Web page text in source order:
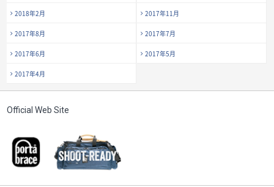
2018年2月 2017年11月
2017年8月 2017年7月
2017年6月 2017年5月
2017年4月
Official Web Site